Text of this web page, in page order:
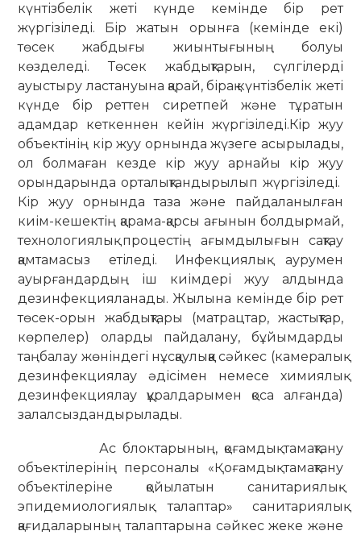
күнтізбелік жеті күнде кемінде бір рет
жүргізіледі. Бір жатын орынға (кемінде екі)
төсек жабдығы жиынтығының болуы
көзделеді. Төсек жабдықтарын, сүлгілерді
ауыстыру ластануына қарай, бірақ күнтізбелік жеті
күнде бір реттен сиретпей және тұратын
адамдар кеткеннен кейін жүргізіледі. Кір жуу
объектінің кір жуу орнында жүзеге асырылады,
ол болмаған кезде кір жуу арнайы кір жуу
орындарында орталықтандырылып жүргізіледі.
Кір жуу орнында таза және пайдаланылған
киім-кешектің қарама-қарсы ағынын болдырмай,
технологиялық процестің ағымдылығын сақтау
қамтамасыз етіледі. Инфекциялық аурумен
ауырғандардың іш киімдері жуу алдында
дезинфекцияланады. Жылына кемінде бір рет
төсек-орын жабдықтары (матрацтар, жастықтар,
көрпелер) оларды пайдалану, бұйымдарды
таңбалау жөніндегі нұсқаулыққа сәйкес (камералық
дезинфекциялау әдісімен немесе химиялық
дезинфекциялау құралдарымен қоса алғанда)
залалсыздандырылады.
Ас блоктарының, қоғамдық тамақтану
объектілерінің персоналы «Қоғамдық тамақтану
объектілеріне қойылатын санитариялық-
эпидемиологиялық талаптар» санитариялық
қағидаларының талаптарына сәйкес жеке және